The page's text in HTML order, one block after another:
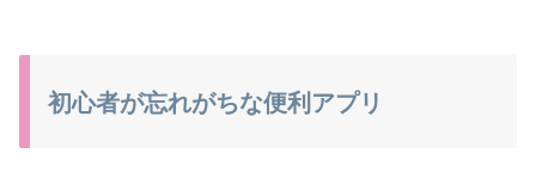
初心者が忘れがちな便利アプリ